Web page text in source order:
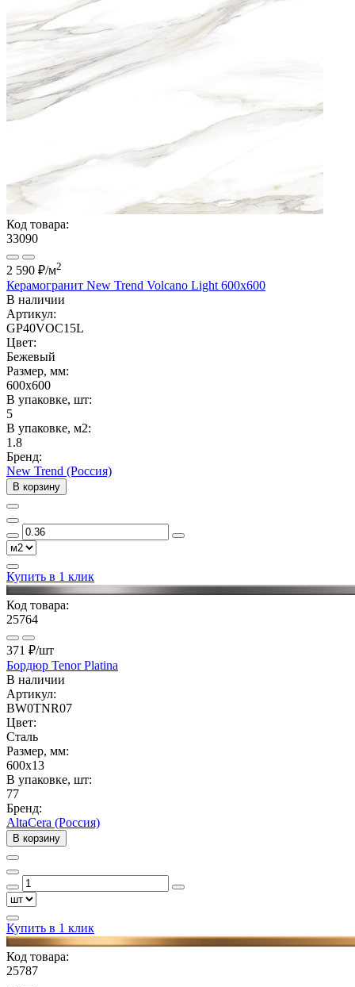
Код товара:
33090
2 590 ₽/м2
Керамогранит New Trend Volcano Light 600x600
В наличии
Артикул:
GP40VOC15L
Цвет:
Бежевый
Размер, мм:
600x600
В упаковке, шт:
5
В упаковке, м2:
1.8
Бренд:
New Trend (Россия)
В корзину
Купить в 1 клик
Код товара:
25764
371 ₽/шт
Бордюр Tenor Platina
В наличии
Артикул:
BW0TNR07
Цвет:
Сталь
Размер, мм:
600x13
В упаковке, шт:
77
Бренд:
AltaCera (Россия)
В корзину
Купить в 1 клик
Код товара:
25787